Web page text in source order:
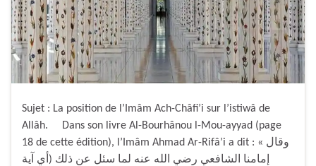
Sujet : La position de l’Imâm Ach-Châfi’i sur l’istiwâ de
Allâh. Dans son livre Al-Bourhânou l-Mou-ayyad (page
18 de cette édition), l’Imâm Ahmad Ar-Rifâ’i a dit : « وقال
إمامنا الشافعي رضي الله عنه لما سئل عن ذلك (أي آية